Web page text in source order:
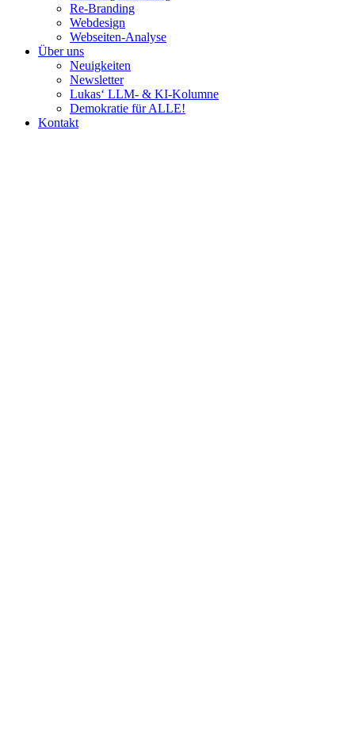
Re-Branding
Webdesign
Webseiten-Analyse
Über uns
Neuigkeiten
Newsletter
Lukas‘ LLM- & KI-Kolumne
Demokratie für ALLE!
Kontakt